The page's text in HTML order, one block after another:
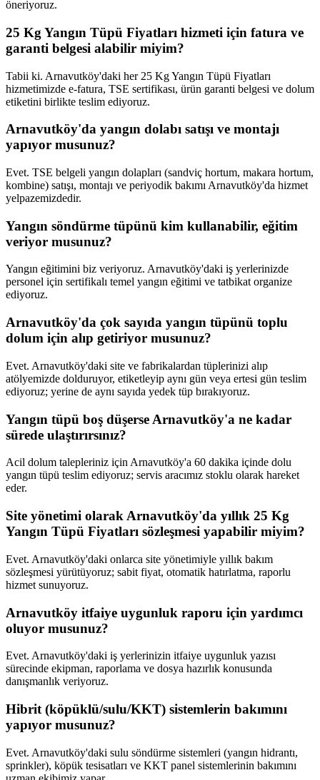
öneriyoruz.
25 Kg Yangın Tüpü Fiyatları hizmeti için fatura ve
garanti belgesi alabilir miyim?
Tabii ki. Arnavutköy'daki her 25 Kg Yangın Tüpü Fiyatları
hizmetimizde e-fatura, TSE sertifikası, ürün garanti belgesi ve dolum
etiketini birlikte teslim ediyoruz.
Arnavutköy'da yangın dolabı satışı ve montajı
yapıyor musunuz?
Evet. TSE belgeli yangın dolapları (sandviç hortum, makara hortum,
kombine) satışı, montajı ve periyodik bakımı Arnavutköy'da hizmet
yelpazemizdedir.
Yangın söndürme tüpünü kim kullanabilir, eğitim
veriyor musunuz?
Yangın eğitimini biz veriyoruz. Arnavutköy'daki iş yerlerinizde
personel için sertifikalı temel yangın eğitimi ve tatbikat organize
ediyoruz.
Arnavutköy'da çok sayıda yangın tüpünü toplu
dolum için alıp getiriyor musunuz?
Evet. Arnavutköy'daki site ve fabrikalardan tüplerinizi alıp
atölyemizde dolduruyor, etiketleyip aynı gün veya ertesi gün teslim
ediyoruz; yerine de aynı sayıda yedek tüp bırakıyoruz.
Yangın tüpü boş düşerse Arnavutköy'a ne kadar
sürede ulaştırırsınız?
Acil dolum talepleriniz için Arnavutköy'a 60 dakika içinde dolu
yangın tüpü teslim ediyoruz; servis aracımız stoklu olarak hareket
eder.
Site yönetimi olarak Arnavutköy'da yıllık 25 Kg
Yangın Tüpü Fiyatları sözleşmesi yapabilir miyim?
Evet. Arnavutköy'daki onlarca site yönetimiyle yıllık bakım
sözleşmesi yürütüyoruz; sabit fiyat, otomatik hatırlatma, raporlu
hizmet sunuyoruz.
Arnavutköy itfaiye uygunluk raporu için yardımcı
oluyor musunuz?
Evet. Arnavutköy'daki iş yerlerinizin itfaiye uygunluk yazısı
sürecinde ekipman, raporlama ve dosya hazırlık konusunda
danışmanlık veriyoruz.
Hibrit (köpüklü/sulu/KKT) sistemlerin bakımını
yapıyor musunuz?
Evet. Arnavutköy'daki sulu söndürme sistemleri (yangın hidrantı,
sprinkler), köpük tesisatları ve KKT panel sistemlerinin bakımını